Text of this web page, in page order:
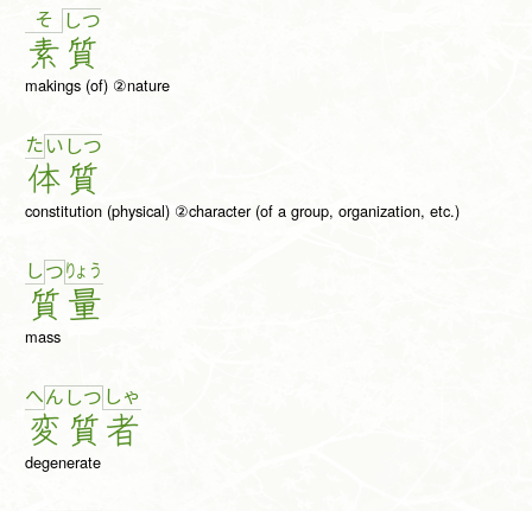
そ
素
しつ
質
makings (of) ②nature
た い
体
しつ
質
constitution (physical) ②character (of a group, organization, etc.)
しつ
質
りょ う
量
mass
へん
変
しつ
質
しゃ
者
degenerate